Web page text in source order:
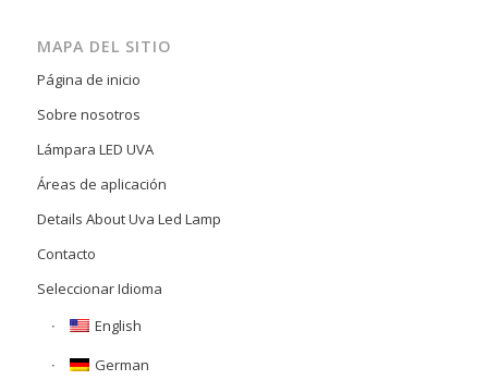
MAPA DEL SITIO
Página de inicio
Sobre nosotros
Lámpara LED UVA
Áreas de aplicación
Details About Uva Led Lamp
Contacto
Seleccionar Idioma
English
German